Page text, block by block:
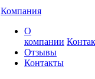
Компания
О
компании
Отзывы
Контакты